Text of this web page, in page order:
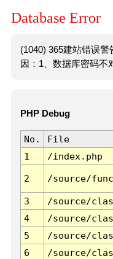
Database Error
(1040) 365建站错误
因：1、数据库密码不
PHP Debug
No. File
1
/index.php
2 /source/
3 /source/
4
/source/
5
/source/
6
/source/